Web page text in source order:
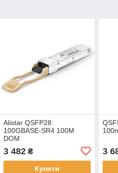
Alistar QSFP28
100GBASE-SR4 100М
DOM
3 482₴
Купити
3